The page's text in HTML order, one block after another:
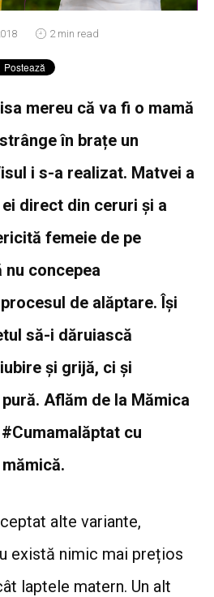
2 min read
mereu că va fi o mamă
în brațe un
i s-a realizat. Matvei a
direct din ceruri și a
femeie de pe
nu concepea
de alăptare. Își
să-i dăruiască
și grijă, ci și
Aflăm de la Mămica
cu
alte variante,
există nimic mai prețios
laptele matern. Un alt